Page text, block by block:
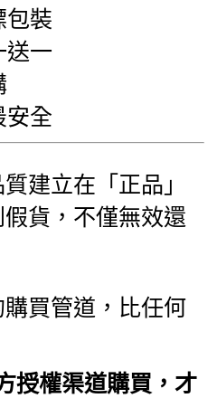
包裝
送一
安全
建立在「正品」
貨，不僅無效還
買管道，比任何
授權渠道購買，才